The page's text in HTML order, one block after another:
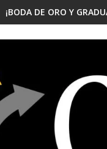
¡BODA DE ORO Y